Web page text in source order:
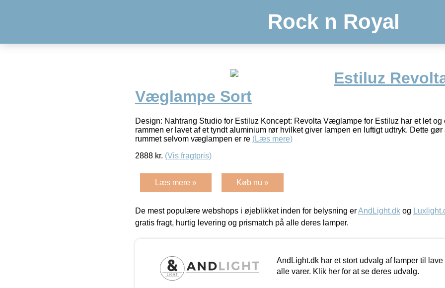
Rock n Royal
Estiluz
Væglampe Sort
Design: Nahtrang Studio for Estiluz Koncept: Revolta Væglampe for Estiluz har et let
rammen er lavet af et tyndt aluminium rør hvilket giver lampen en luftigt udtryk. Dette
rummet selvom væglampen er re (Læs mere)
2888 kr. (Vis fragtpris)
Læs mere » Køb nu »
De mest populære webshops i øjeblikket inden for belysning erAndLight.dk og
gratis fragt, hurtig levering og prismatch på alle deres lamper.
AndLight.dk har et stort udvalg af lamper til lave
alle varer. Klik her for at se deres udvalg.